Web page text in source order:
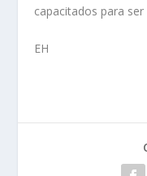
capacitados para ser
EH